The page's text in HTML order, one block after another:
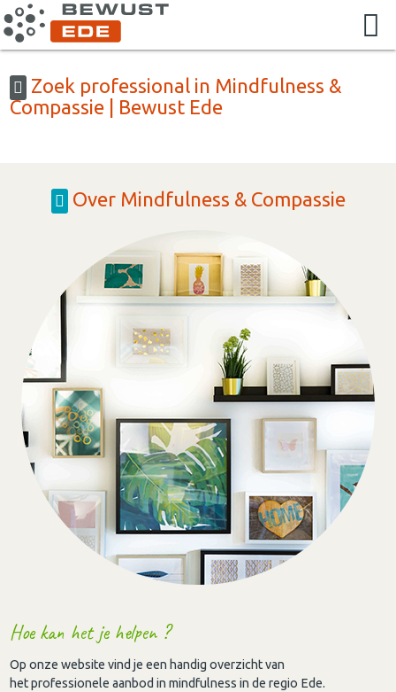
Zoek professional in Mindfulness &
Compassie | Bewust Ede
Over Mindfulness & Compassie
Hoe kan het je helpen ?
Op onze website vind je een handig overzicht van
het professionele aanbod in mindfulness in de regio Ede.